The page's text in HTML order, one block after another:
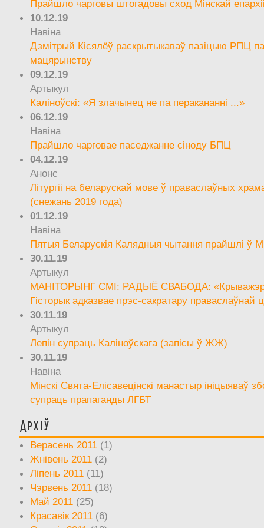
Прайшло чарговы штогадовы сход Мінскай
10.12.19
Навіна
Дзмітрый Кісялёў раскрытыкаваў пазіцыю РПЦ
мацярынству
09.12.19
Артыкул
Каліноўскі: «Я злачынец не па перакананні ...»
06.12.19
Навіна
Прайшло чарговае паседжанне сіноду БПЦ
04.12.19
Анонс
Літургіі на беларускай мове ў праваслаўных
(снежань 2019 года)
01.12.19
Навіна
Пятыя Беларускія Калядныя чытання прайшлі ў
30.11.19
Артыкул
МАНІТОРЫНГ СМІ: РАДЫЁ СВАБОДА:
Гісторык адказвае прэс-сакратару праваслаўнай
30.11.19
Артыкул
Лепін супраць Каліноўскага (запісы ў ЖЖ)
30.11.19
Навіна
Мінскі Свята-Елісавецінскі манастыр ініцыяваў
супраць прапаганды ЛГБТ
Архіў
Верасень 2011 (1)
Жнівень 2011 (2)
Ліпень 2011 (11)
Чэрвень 2011 (18)
Май 2011 (25)
Красавік 2011 (6)